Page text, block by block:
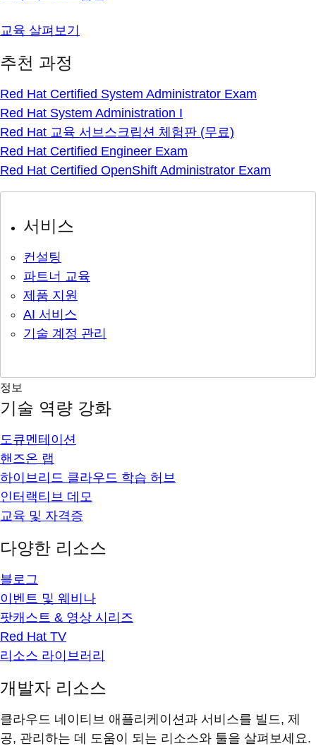
교육 살펴보기
추천 과정
Red Hat Certified System Administrator Exam
Red Hat System Administration I
Red Hat 교육 서브스크립션 체험판 (무료)
Red Hat Certified Engineer Exam
Red Hat Certified OpenShift Administrator Exam
서비스
컨설팅
파트너 교육
제품 지원
AI 서비스
기술 계정 관리
정보
기술 역량 강화
도큐멘테이션
핸즈온 랩
하이브리드 클라우드 학습 허브
인터랙티브 데모
교육 및 자격증
다양한 리소스
블로그
이벤트 및 웨비나
팟캐스트 & 영상 시리즈
Red Hat TV
리소스 라이브러리
개발자 리소스
클라우드 네이티브 애플리케이션과 서비스를 빌드, 제
공, 관리하는 데 도움이 되는 리소스와 툴을 살펴보세요.